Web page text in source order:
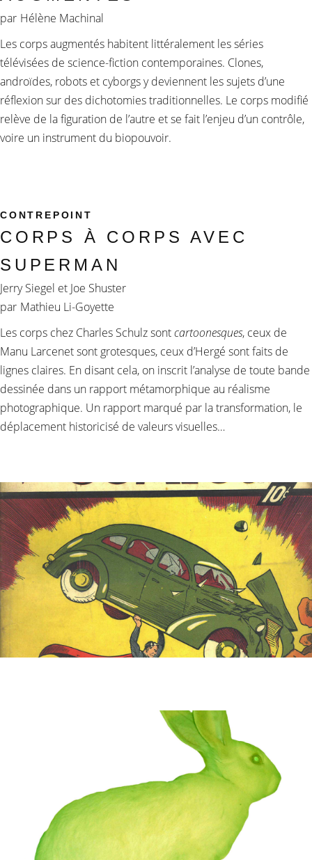
par Hélène Machinal
Les corps augmentés habitent littéralement les séries
télévisées de science-fiction contemporaines. Clones,
androïdes, robots et cyborgs y deviennent les sujets d’une
réflexion sur des dichotomies traditionnelles. Le corps modifié
relève de la figuration de l’autre et se fait l’enjeu d’un contrôle,
voire un instrument du biopouvoir.
CONTREPOINT
CORPS À CORPS AVEC
SUPERMAN
Jerry Siegel et Joe Shuster
par Mathieu Li-Goyette
Les corps chez Charles Schulz sontcartoonesques, ceux de
Manu Larcenet sont grotesques, ceux d’Hergé sont faits de
lignes claires. En disant cela, on inscrit l’analyse de toute bande
dessinée dans un rapport métamorphique au réalisme
photographique. Un rapport marqué par la transformation, le
déplacement historicisé de valeurs visuelles…